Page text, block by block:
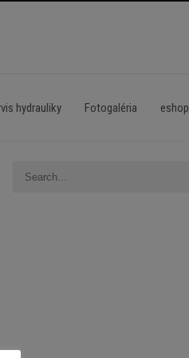
hydrauliky Fotogaléria eshop